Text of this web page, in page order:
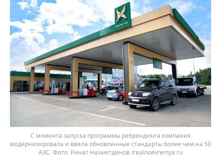
С момента запуска программы ребрендинга компания
модернизировала и ввела обновленные стандарты более чем на 50
АЗС. Фото: Ринат Назметдинов /realnoevremya.ru